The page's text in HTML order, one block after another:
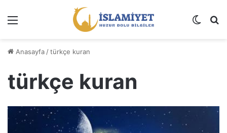
Dış
Anasayfa /türkçe kuran
türkçe kuran